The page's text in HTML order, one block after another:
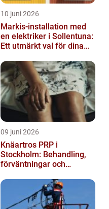
10 juni 2026
Markis-installation med
en elektriker i Sollentuna:
Ett utmärkt val för dina
09 juni 2026
Knäartros PRP i
Stockholm: Behandling,
förväntningar och